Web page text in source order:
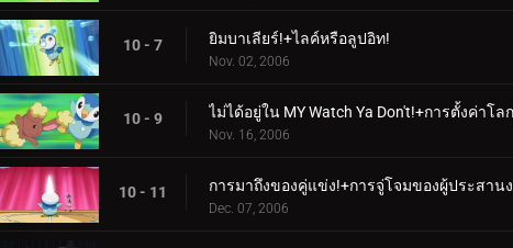
10 - 7 ยิมบาเลียร์!+ไลค์หรือลูปอิท!
Nov. 02, 2006
10 - 9 ไม่ได้อยู่ใน MY Watch Ya Don't!+การตั้งค่าโล
Nov. 16, 2006
10 - 11 การมาถึงของคู่แข่ง!+การจู่โจมของผู้ประสาน
Dec. 07, 2006